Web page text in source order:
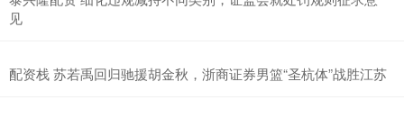
见
配资栈 苏若禹回归驰援胡金秋，浙商证券男篮“圣杭体”战胜江苏